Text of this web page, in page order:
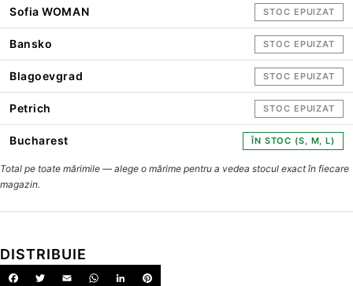
Sofia WOMAN STOC EPUIZAT
Bansko STOC EPUIZAT
Blagoevgrad STOC EPUIZAT
Petrich STOC EPUIZAT
Bucharest ÎN STOC (S, M, L)
Total pe toate mărimile — alege o mărime pentru a vedea stocul exact în fiecare
magazin.
DISTRIBUIE